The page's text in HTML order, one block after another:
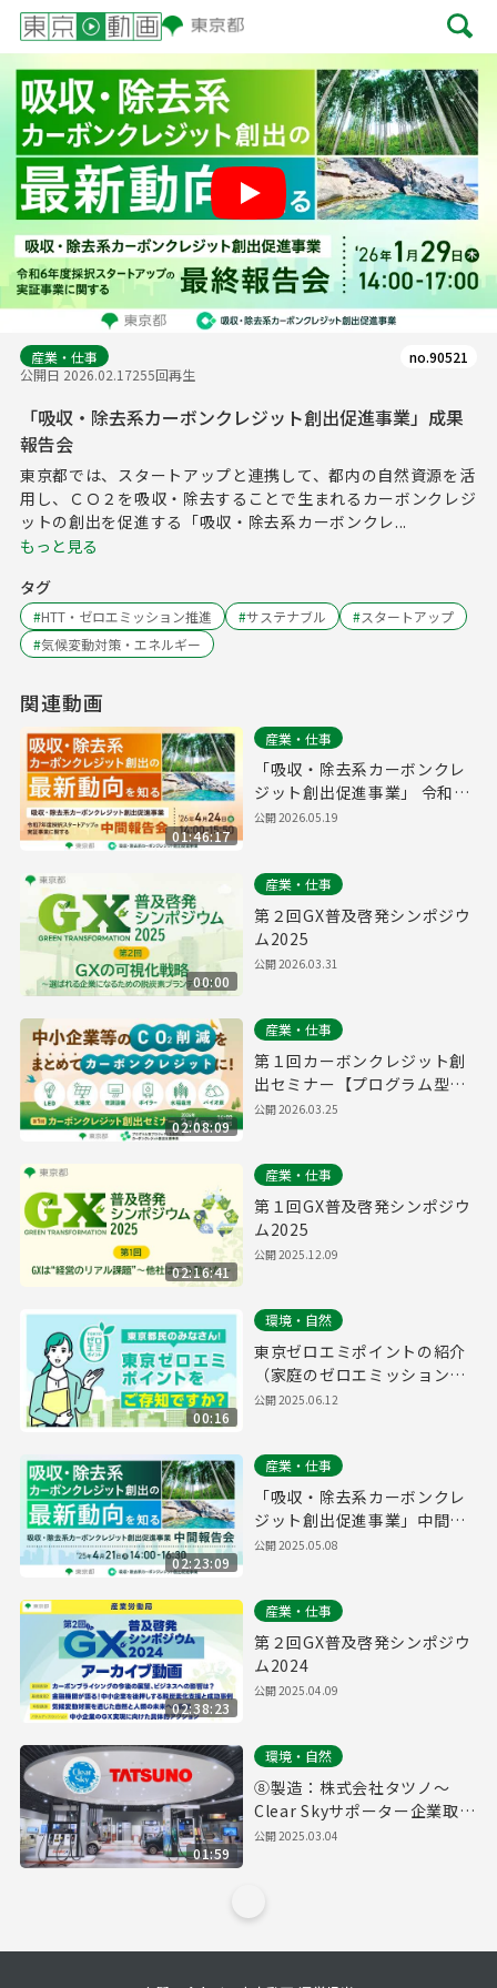
Play
産業・仕事
公開日 2026.02.17255回再生
no.90521
「吸収・除去系カーボンクレジット創出促進事業」成果
報告会
東京都では、スタートアップと連携して、都内の自然資源を活
用し、ＣＯ２を吸収・除去することで生まれるカーボンクレジ
ットの創出を促進する「吸収・除去系カーボンクレ...
もっと見る
タグ
#HTT・ゼロエミッション推進 #サステナブル #スタートアップ
#気候変動対策・エネルギー
関連動画
01:46:17
産業・仕事
「吸収・除去系カーボンクレ
ジット創出促進事業」 令和7
年度採択スタートアップの中
公開2026.05.19
00:00
産業・仕事
第２回GX普及啓発シンポジウ
ム2025
公開2026.03.31
02:08:09
産業・仕事
第１回カーボンクレジット創
出セミナー【プログラム型プ
ロジェクトを活用したカーボ
公開2026.03.25
02:16:41
産業・仕事
第１回GX普及啓発シンポジウ
ム2025
公開2025.12.09
00:16
環境・自然
東京ゼロエミポイントの紹介
（家庭のゼロエミッション行
動推進事業）
公開2025.06.12
02:23:09
産業・仕事
「吸収・除去系カーボンクレ
ジット創出促進事業」中間報
告会
公開2025.05.08
02:38:23
産業・仕事
第２回GX普及啓発シンポジウ
ム2024
公開2025.04.09
01:59
環境・自然
⑧製造：株式会社タツノ～
Clear Skyサポーター企業取組
紹介～
公開2025.03.04